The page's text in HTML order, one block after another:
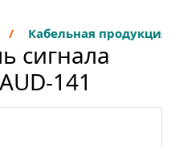
Кабельная продукция
сигнала
141